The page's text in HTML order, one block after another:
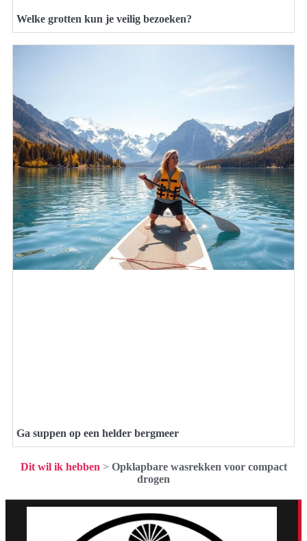
Welke grotten kun je veilig bezoeken?
Ga suppen op een helder bergmeer
Dit wil ik hebben > Opklapbare wasrekken voor compact
drogen